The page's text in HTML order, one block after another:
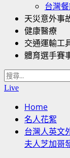
台灣
天災意外事
健康醫療
交通運輸工
體育選手賽
搜
尋
Live
Home
名人花絮
台灣人英文
夫人芝加哥